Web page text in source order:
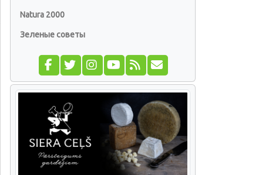
Natura 2000
Зеленые советы